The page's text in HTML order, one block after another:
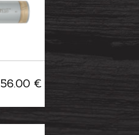
56.00 €